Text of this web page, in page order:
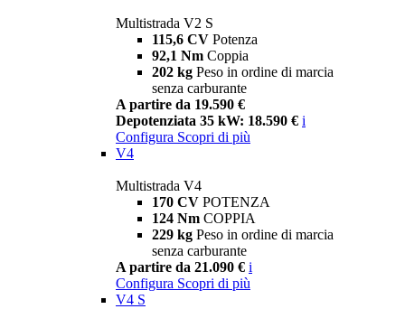
Multistrada V2 S
115,6 CV Potenza
92,1 Nm Coppia
202 kg Peso in ordine di marcia
senza carburante
A partire da 19.590 €
Depotenziata 35 kW: 18.590 € i
Configura Scopri di più
V4
Multistrada V4
170 CV POTENZA
124 Nm COPPIA
229 kg Peso in ordine di marcia
senza carburante
A partire da 21.090 € i
Configura Scopri di più
V4 S